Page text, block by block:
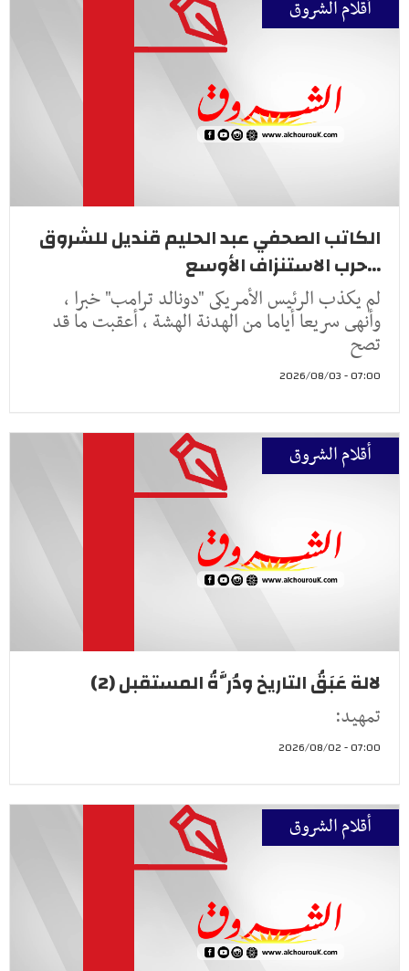
أقلام الشروق
الكاتب الصحفي عبد الحليم قنديل للشروق
...حرب الاستنزاف الأوسع
لم يكذب الرئيس الأمريكى "دونالد ترامب" خبرا ،
وأنهى سريعا أياما من الهدنة الهشة ، أعقبت ما قد
تصح
07:00 - 2026/08/03
أقلام الشروق
لالة عَبَقُ التاريخ ودُرَّةُ المستقبل (2)
تمهيد:
07:00 - 2026/08/02
أقلام الشروق